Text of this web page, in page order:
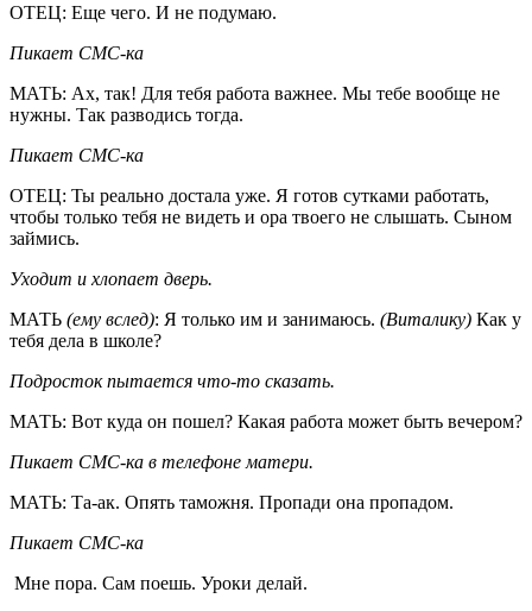
ОТЕЦ: Еще чего. И не подумаю.
Пикает СМС-ка
МАТЬ: Ах, так! Для тебя работа важнее. Мы тебе вообще не
нужны. Так разводись тогда.
Пикает СМС-ка
ОТЕЦ: Ты реально достала уже. Я готов сутками работать,
чтобы только тебя не видеть и ора твоего не слышать. Сыном
займись.
Уходит и хлопает дверь.
МАТЬ (ему вслед): Я только им и занимаюсь. (Виталику) Как у
тебя дела в школе?
Подросток пытается что-то сказать.
МАТЬ: Вот куда он пошел? Какая работа может быть вечером?
Пикает СМС-ка в телефоне матери.
МАТЬ: Та-ак. Опять таможня. Пропади она пропадом.
Пикает СМС-ка
Мне пора. Сам поешь. Уроки делай.